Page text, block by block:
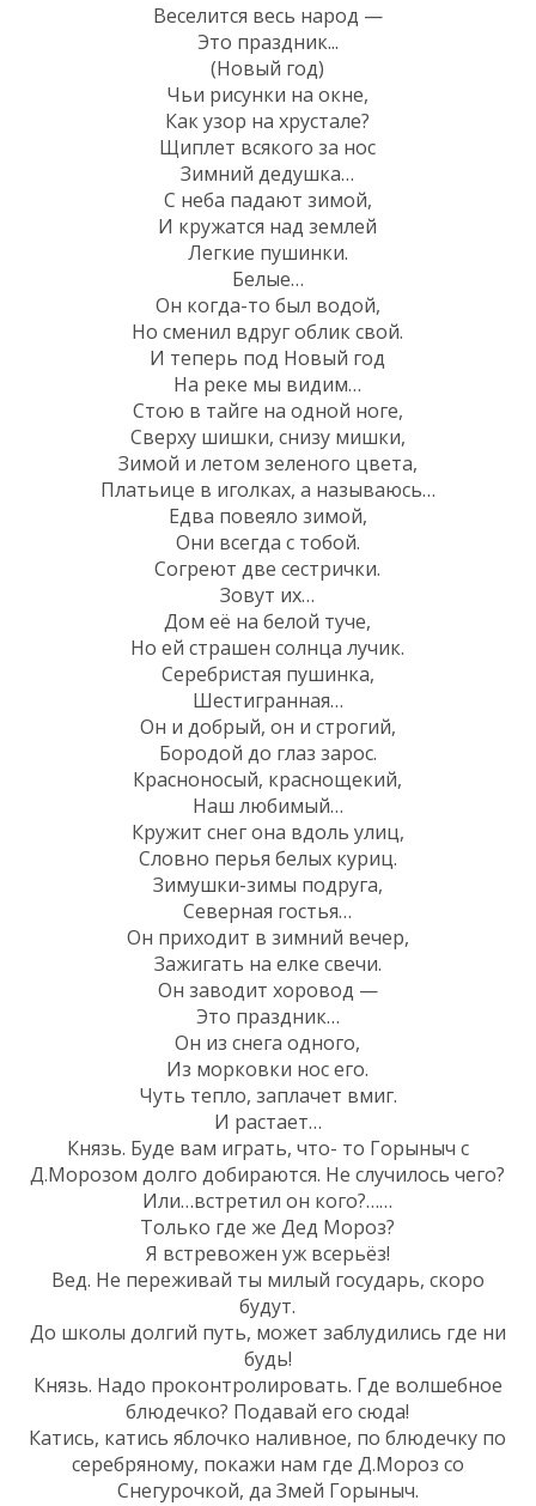
Веселится весь народ —
Это праздник...
(Новый год)
Чьи рисунки на окне,
Как узор на хрустале?
Щиплет всякого за нос
Зимний дедушка…
С неба падают зимой,
И кружатся над землей
Легкие пушинки.
Белые…
Он когда-то был водой,
Но сменил вдруг облик свой.
И теперь под Новый год
На реке мы видим…
Стою в тайге на одной ноге,
Сверху шишки, снизу мишки,
Зимой и летом зеленого цвета,
Платьице в иголках, а называюсь…
Едва повеяло зимой,
Они всегда с тобой.
Согреют две сестрички.
Зовут их…
Дом её на белой туче,
Но ей страшен солнца лучик.
Серебристая пушинка,
Шестигранная…
Он и добрый, он и строгий,
Бородой до глаз зарос.
Красноносый, краснощекий,
Наш любимый…
Кружит снег она вдоль улиц,
Словно перья белых куриц.
Зимушки-зимы подруга,
Северная гостья…
Он приходит в зимний вечер,
Зажигать на елке свечи.
Он заводит хоровод —
Это праздник…
Он из снега одного,
Из морковки нос его.
Чуть тепло, заплачет вмиг.
И растает…
Князь. Буде вам играть, что- то Горыныч с
Д.Морозом долго добираются. Не случилось чего?
Или…встретил он кого?……
Только где же Дед Мороз?
Я встревожен уж всерьёз!
Вед. Не переживай ты милый государь, скоро
будут.
До школы долгий путь, может заблудились где ни
будь!
Князь. Надо проконтролировать. Где волшебное
блюдечко? Подавай его сюда!
Катись, катись яблочко наливное, по блюдечку по
серебряному, покажи нам где Д.Мороз со
Снегурочкой, да Змей Горыныч.